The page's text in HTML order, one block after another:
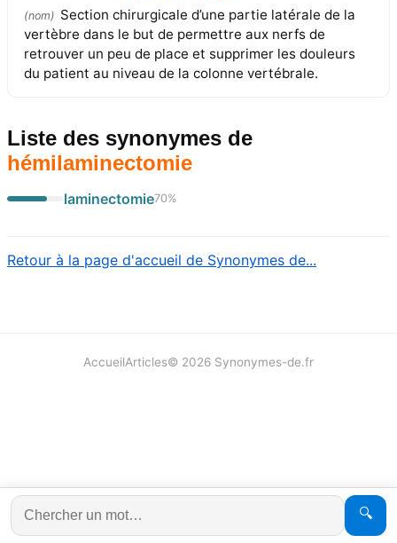
(nom) Section chirurgicale d’une partie latérale de la
vertèbre dans le but de permettre aux nerfs de
retrouver un peu de place et supprimer les douleurs
du patient au niveau de la colonne vertébrale.
Liste des synonymes de
hémilaminectomie
laminectomie70%
Retour à la page d'accueil de Synonymes de...
🔍
AccueilArticles© 2026 Synonymes-de.fr